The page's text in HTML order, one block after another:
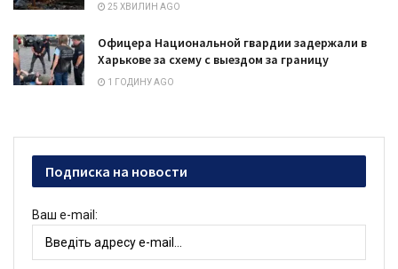
25 ХВИЛИН AGO
Офицера Национальной гвардии задержали в
Харькове за схему с выездом за границу
1 ГОДИНУ AGO
Подписка на новости
Ваш e-mail: